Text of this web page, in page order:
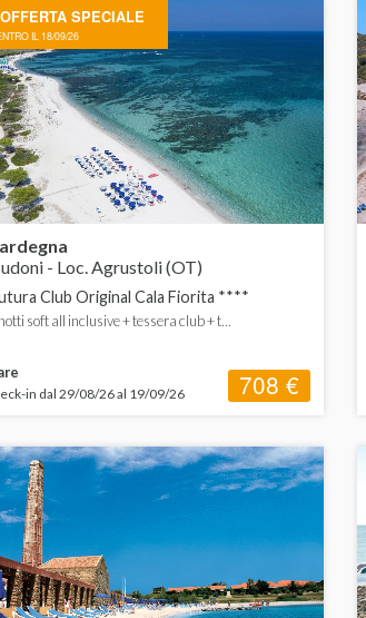
Mezza pensione
OFFERTA SPECIALE
IL 18/09/26
- Loc. Agrustoli (OT)
Club Original Cala Fiorita ****
soft all inclusive + tessera club + t...
in dal 29/08/26 al 19/09/26 708 €